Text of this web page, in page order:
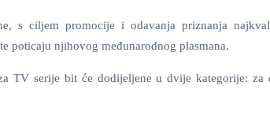
s ciljem promocije i odavanja priznanja
poticaju njihovog međunarodnog plasmana.
TV serije bit će dodijeljene u dvije kategorije: za